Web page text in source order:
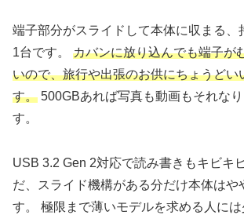
端子部分がスライドして本体に収まる、
1台です。 カバンに放り込んでも端子が
いので、旅行や出張のお供にちょうどい
す。 500GBあれば写真も動画もそれな
す。
USB 3.2 Gen 2対応で読み書きもキビキ
だ、スライド機構がある分だけ本体はや
す。 極限まで薄いモデルを求める人に